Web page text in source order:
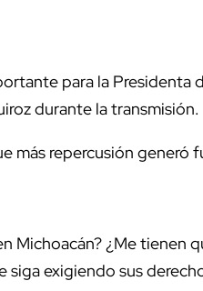
para la Presidenta
durante la transmisión.
más repercusión generó
Michoacán? ¿Me tienen
siga exigiendo sus